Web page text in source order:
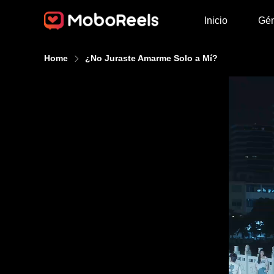
Inicio
Home ¿No Juraste Amarme Solo a Mí?